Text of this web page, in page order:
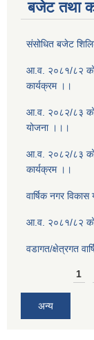
बजेट तथा
संसोधित बजेट
आ.व. २०८१/८२ को
कार्यक्रम ।।
आ.व. २०८२/८३ को
योजना ।।।
आ.व. २०८२/८३ को
कार्यक्रम ।।
वार्षिक नगर
आ.व. २०८१/८२ को
वडागत/क्षेत्रगत
Pages1
अन्य